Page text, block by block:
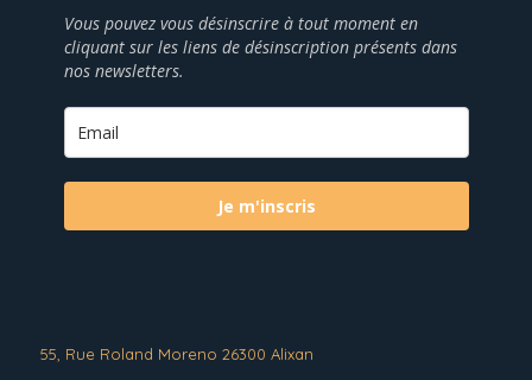
Vous pouvez vous désinscrire à tout moment en
cliquant sur les liens de désinscription présents dans
nos newsletters.
Je m'inscris
55, Rue Roland Moreno 26300 Alixan